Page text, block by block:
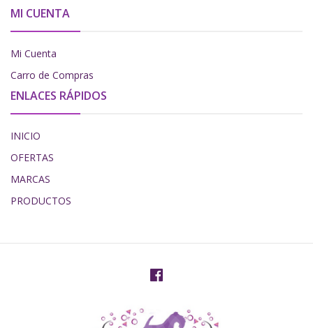
MI CUENTA
Mi Cuenta
Carro de Compras
ENLACES RÁPIDOS
INICIO
OFERTAS
MARCAS
PRODUCTOS